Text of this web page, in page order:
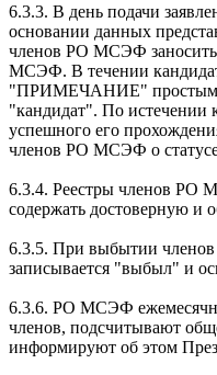
6.3.3. В день подачи
основании данных
членов РО МСЭФ
МСЭФ. В течении
"ПРИМЕЧАНИЕ" простым
"кандидат". По истечении
успешного его
членов РО МСЭФ о статусе
6.3.4. Реестры членов РО
содержать достоверную
6.3.5. При выбытии
записывается "выбыл" и
6.3.6. РО МСЭФ ежемесячно
членов, подсчитывают
информируют об этом